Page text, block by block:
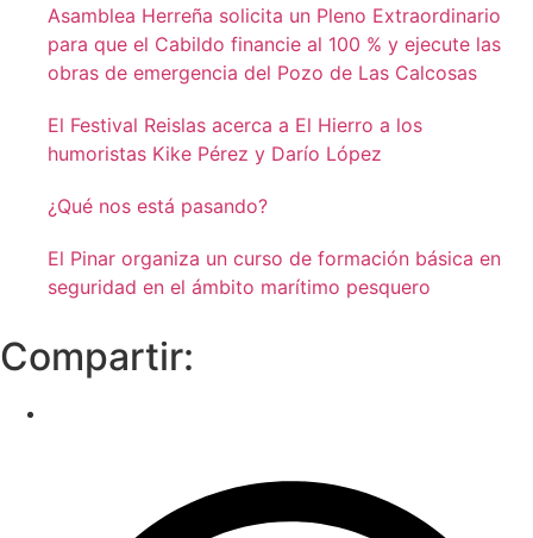
Asamblea Herreña solicita un Pleno Extraordinario
para que el Cabildo financie al 100 % y ejecute las
obras de emergencia del Pozo de Las Calcosas
El Festival Reislas acerca a El Hierro a los
humoristas Kike Pérez y Darío López
¿Qué nos está pasando?
El Pinar organiza un curso de formación básica en
seguridad en el ámbito marítimo pesquero
Compartir: